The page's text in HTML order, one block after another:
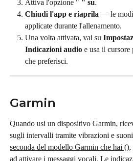
Attiva l'opzione " " su.
Chiudi l'app e riaprila — le
applicate durante l'allenamento.
Una volta attivata, vai su
Indicazioni audio e usa il
che preferisci.
Garmin
Quando usi un dispositivo Garmin,
sugli intervalli tramite vibrazioni e
seconda del modello Garmin che hai (),
ad attivare i messaggi vocali. Le